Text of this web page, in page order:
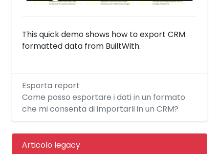
This quick demo shows how to export CRM
formatted data from BuiltWith.
Esporta report
Come posso esportare i dati in un formato
che mi consenta di importarli in un CRM?
Articolo legacy